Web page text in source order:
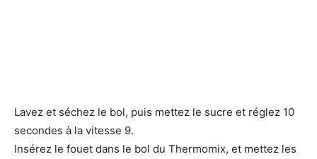
Lavez et séchez le bol, puis mettez le sucre et réglez 10
secondes à la vitesse 9.
Insérez le fouet dans le bol du Thermomix, et mettez les